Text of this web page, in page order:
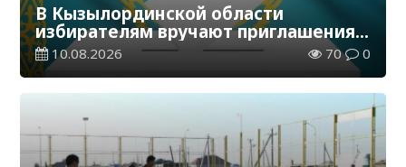
В Кызылординской области
избирателям вручают приглашения
на выборы в Курултай
10.08.2026 70 0